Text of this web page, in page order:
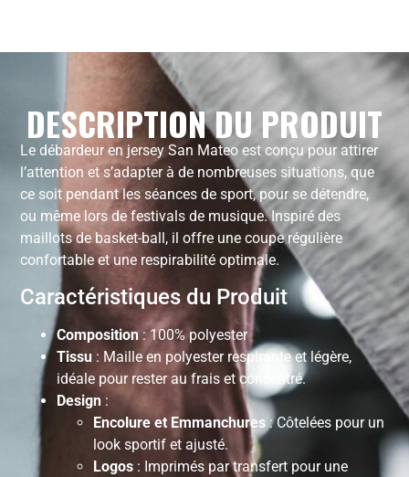
DESCRIPTION DU PRODUIT
Le débardeur en jersey San Mateo est conçu pour attirer
l’attention et s’adapter à de nombreuses situations, que
ce soit pendant les séances de sport, pour se détendre,
ou même lors de festivals de musique. Inspiré des
maillots de basket-ball, il offre une coupe régulière
confortable et une respirabilité optimale.
Caractéristiques du Produit
Composition : 100% polyester
Tissu : Maille en polyester respirante et légère,
idéale pour rester au frais et concentré.
Design :
Encolure et Emmanchures : Côtelées pour un
look sportif et ajusté.
Logos : Imprimés par transfert pour une